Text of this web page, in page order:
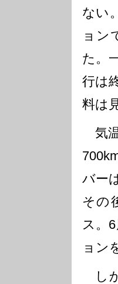
ない
ョン
た。
行は
料は
気
バー
その
ス。
ョン
し